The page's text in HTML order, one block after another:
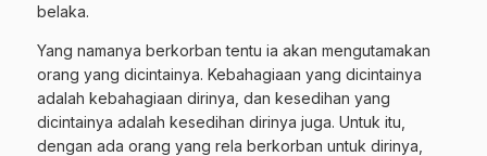
belaka.
Yang namanya berkorban tentu ia akan mengutamakan
orang yang dicintainya. Kebahagiaan yang dicintainya
adalah kebahagiaan dirinya, dan kesedihan yang
dicintainya adalah kesedihan dirinya juga. Untuk itu,
dengan ada orang yang rela berkorban untuk dirinya,